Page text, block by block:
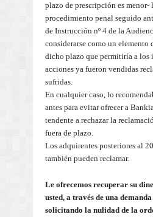
plazo de prescripción es menor-
procedimiento penal seguido
de Instrucción nº 4 de la
considerarse como un elemento
dicho plazo que permitiría a los
acciones ya fueron vendidas
sufridas.
En cualquier caso, lo
antes para evitar ofrecer a
tendente a rechazar la
fuera de plazo.
Los adquirentes posteriores al
también pueden reclamar.
Le ofrecemos recuperar su
usted, a través de una
solicitando la nulidad de la